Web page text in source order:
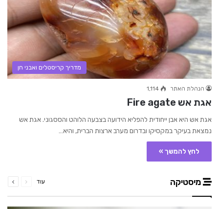
מדריך קריסטלים ואבני חן
הנהלת האתר 1,114
אגת אש Fire agate
אגת אש היא אבן ייחודית להפליא הידועה בצבעה הלוהט והססגוני. אגת אש
נמצאת בעיקר במקסיקו ובדרום מערב ארצות הברית, והיא…
לחץ להמשך »
מיסטיקה עודעמוד
עמוד